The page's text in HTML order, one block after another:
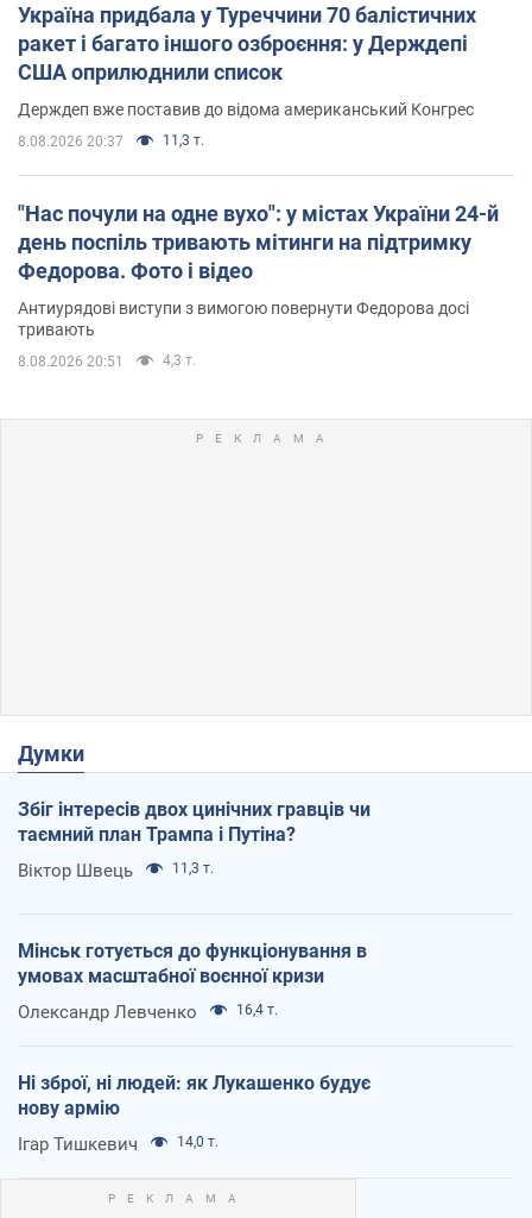
Україна придбала у Туреччини 70 балістичних
ракет і багато іншого озброєння: у Держдепі
США оприлюднили список
Держдеп вже поставив до відома американський Конгрес
8.08.2026 20:37 11,3 т.
"Нас почули на одне вухо": у містах України 24-й
день поспіль тривають мітинги на підтримку
Федорова. Фото і відео
Антиурядові виступи з вимогою повернути Федорова досі
тривають
8.08.2026 20:51 4,3 т.
Думки
Збіг інтересів двох цинічних гравців чи
таємний план Трампа і Путіна?
Віктор Швець 11,3 т.
Мінськ готується до функціонування в
умовах масштабної воєнної кризи
Олександр Левченко 16,4 т.
Ні зброї, ні людей: як Лукашенко будує
нову армію
Ігар Тишкевич 14,0 т.